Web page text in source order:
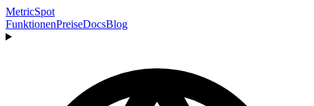
MetricSpot
FunktionenPreiseDocsBlog